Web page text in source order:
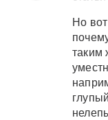
Но
таким